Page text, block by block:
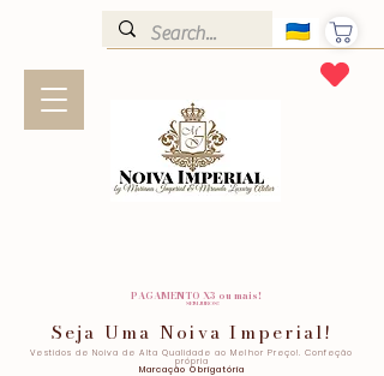
PAGAMENTO X3 ou mais!
SEM JUROS!
Seja Uma Noiva Imperial!
Vestidos de Noiva de Alta Qualidade ao Melhor Preço!. Confeção
própria
Marcação Obrigatória